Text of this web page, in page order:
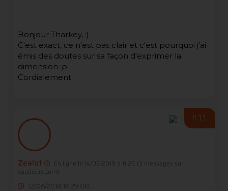
Bonjour Tharkey, :)
C'est exact, ce n'est pas clair et c'est pourquoi j'ai
émis des doutes sur sa façon d'exprimer la
dimension :p .
Cordialement.
#11
Zealot En ligne le 14/02/2019 à 11:23
(3 messages sur
soudeurs.com)
12/06/2018 16:29:08